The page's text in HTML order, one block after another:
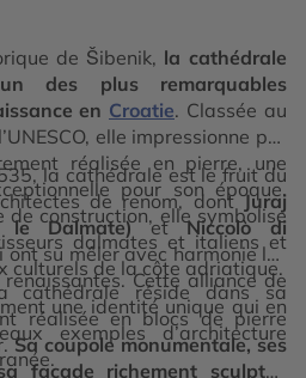
de Šibenik, la cathédrale
des plus remarquables
en Croatie. Classée au
elle impressionne par
réalisée en pierre, une
pour son époque.
de construction, elle symbolise
dalmates et italiens et
culturels de la côte adriatique.
la cathédrale est le fruit du
de renom, dontJuraj
le Dalmate)etNiccolò di
ont su mêler avec harmonie les
Cette alliance de
une identité unique qui en
exemples d’architecture
cathédrale réside dans sa
réalisée en blocs de pierre
Sa coupole monumentale, ses
façade richement sculptée